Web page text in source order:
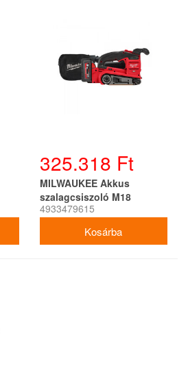
325.318 Ft
MILWAUKEE Akkus
szalagcsiszoló M18
FBTS75-552X (2 x 5,5 Ah
4933479615